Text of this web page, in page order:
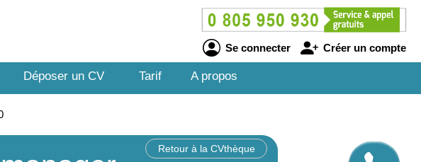
Se connecter Créer un compte
Déposer un CV Tarif A propos
Retour à la CVthèque